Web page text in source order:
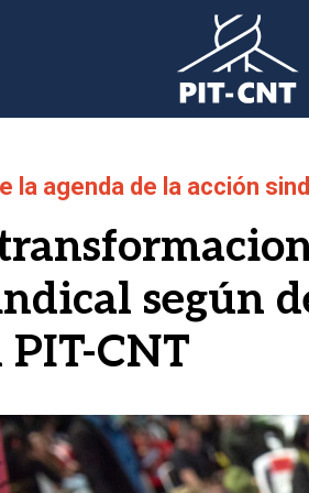
la agenda de la acción
según
CNT